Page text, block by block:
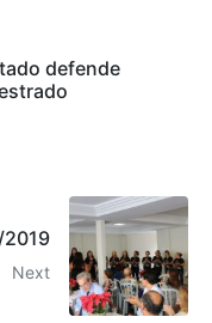
defende
2019
Next